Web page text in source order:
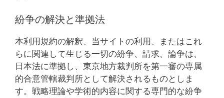
紛争の解決と準拠法
本利用規約の解釈、当サイトの利用、またはこれ
らに関連して生じる一切の紛争、請求、論争は、
日本法に準拠し、東京地方裁判所を第一審の専属
的合意管轄裁判所として解決されるものとしま
す。戦略理論や学術的内容に関する専門的な紛争